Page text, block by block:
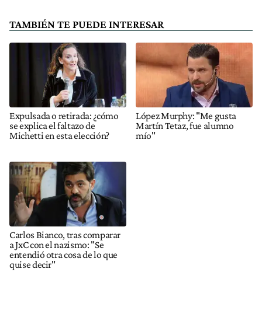
TAMBIÉN TE PUEDE INTERESAR
Expulsada o retirada: ¿cómo
se explica el faltazo de
Michetti en esta elección?
López Murphy: "Me gusta
Martín Tetaz, fue alumno
mío"
Carlos Bianco, tras comparar
a JxC con el nazismo: "Se
entendió otra cosa de lo que
quise decir"